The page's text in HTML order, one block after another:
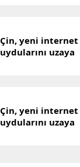
Çin, yeni internet
uydularını uzaya
Çin, yeni internet
uydularını uzaya